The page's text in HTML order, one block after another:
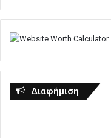
Διαφήμιση